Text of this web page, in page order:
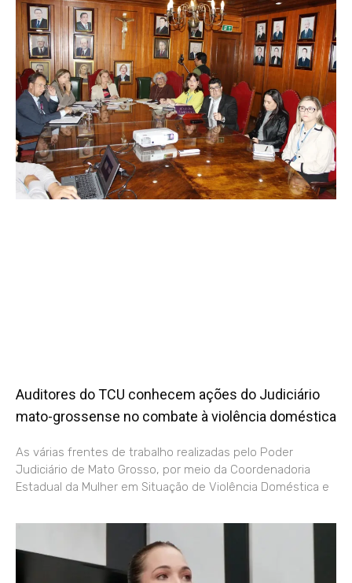
Auditores do TCU conhecem ações do Judiciário
mato-grossense no combate à violência doméstica
As várias frentes de trabalho realizadas pelo Poder
Judiciário de Mato Grosso, por meio da Coordenadoria
Estadual da Mulher em Situação de Violência Doméstica e